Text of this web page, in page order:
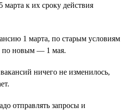
к их сроку действия
1 марта, по старым условиям
по новым — 1 мая.
ничего не изменилось,
отправлять запросы и